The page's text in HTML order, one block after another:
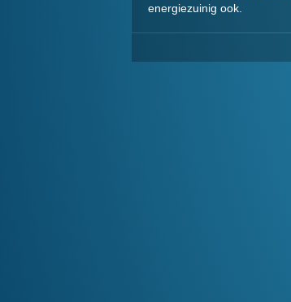
energiezuinig ook.